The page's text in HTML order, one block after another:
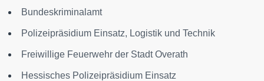
Bundeskriminalamt
Polizeipräsidium Einsatz, Logistik und Technik
Freiwillige Feuerwehr der Stadt Overath
Hessisches Polizeipräsidium Einsatz